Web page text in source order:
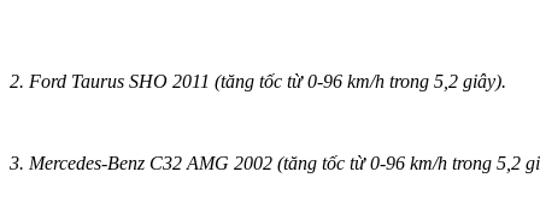
2. Ford Taurus SHO 2011 (tăng tốc từ 0-96 km/h trong 5,2 giây).
3. Mercedes-Benz C32 AMG 2002 (tăng tốc từ 0-96 km/h trong 5,2